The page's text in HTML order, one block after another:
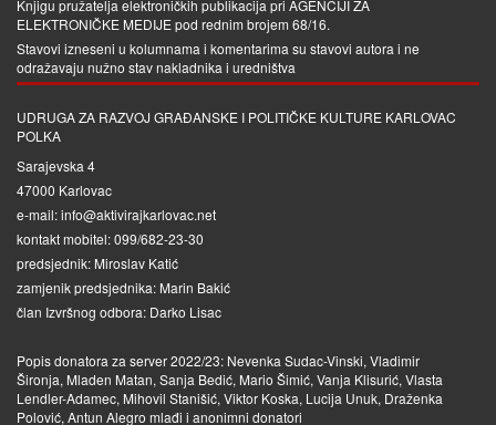
Knjigu pružatelja elektroničkih publikacija pri AGENCIJI ZA
ELEKTRONIČKE MEDIJEpod rednim brojem 68/16.
Stavovi izneseni u kolumnama i komentarima su stavovi autora i ne
odražavaju nužno stav nakladnika i uredništva
UDRUGA ZA RAZVOJ GRAĐANSKE I POLITIČKE KULTURE KARLOVAC
POLKA
Sarajevska 4
47000 Karlovac
e-mail: info@aktivirajkarlovac.net
kontakt mobitel: 099/682-23-30
predsjednik: Miroslav Katić
zamjenik predsjednika: Marin Bakić
član Izvršnog odbora: Darko Lisac
Popis donatora za server 2022/23: Nevenka Sudac-Vinski, Vladimir
Šironja, Mladen Matan, Sanja Bedić, Mario Šimić, Vanja Klisurić, Vlasta
Lendler-Adamec, Mihovil Stanišić, Viktor Koska, Lucija Unuk, Draženka
Polović, Antun Alegro mlađi i anonimni donatori